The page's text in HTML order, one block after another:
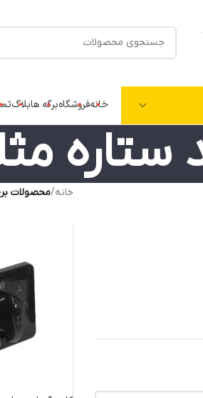
خانهفروشگاهبرگه هابلاگ
ستاره
خانه/محصولات